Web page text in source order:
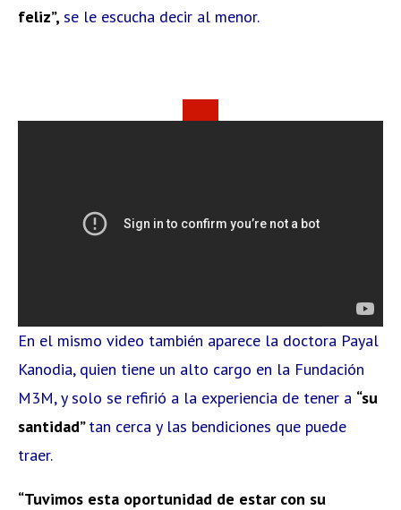
feliz”, se le escucha decir al menor.
En el mismo video también aparece la doctora Payal
Kanodia, quien tiene un alto cargo en la Fundación
M3M, y solo se refirió a la experiencia de tener a “su
santidad”tan cerca y las bendiciones que puede
traer.
“Tuvimos esta oportunidad de estar con su